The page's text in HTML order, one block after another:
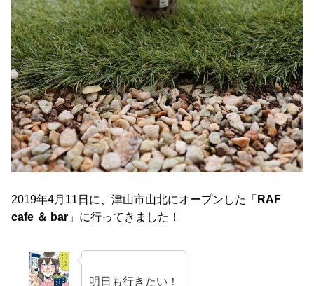
2019年4月11日に、津山市山北にオープンした「 RAF
cafe ＆ bar 」に行ってきました！
明日も行きたい！